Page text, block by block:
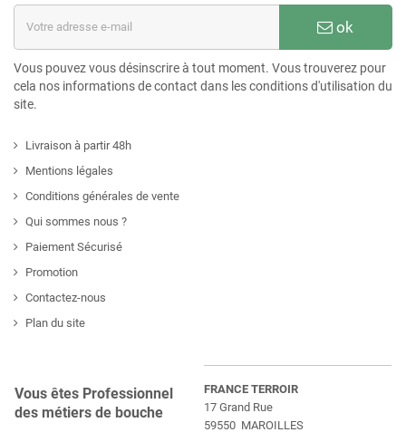
ok
Vous pouvez vous désinscrire à tout moment. Vous trouverez pour
cela nos informations de contact dans les conditions d'utilisation du
site.
Livraison à partir 48h
Mentions légales
Conditions générales de vente
Qui sommes nous ?
Paiement Sécurisé
Promotion
Contactez-nous
Plan du site
Vous êtes Professionnel
des métiers de bouche
FRANCE TERROIR
17 Grand Rue
59550 MAROILLES